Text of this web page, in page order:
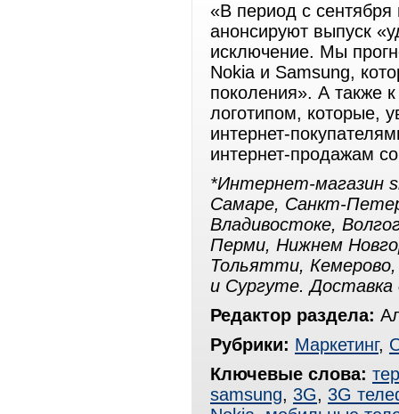
«В период с
анонсируют выпуск
исключение. Мы
Nokia и Samsung,
поколения». А также
логотипом, которые,
интернет-
интернет-продажам
*Интернет-магазин
Самаре, Санкт-
Владивостоке,
Перми, Нижнем
Тольятти, Кемерово,
и Сургуте. Доставка
Редактор раздела:
Рубрики: Маркетинг,
Ключевые слова:
samsung, 3G, 3G